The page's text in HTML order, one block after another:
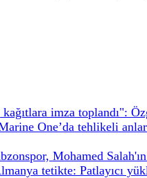
imza toplandı":
One’da tehlikeli
Mohamed
tetikte: Patlayıcı